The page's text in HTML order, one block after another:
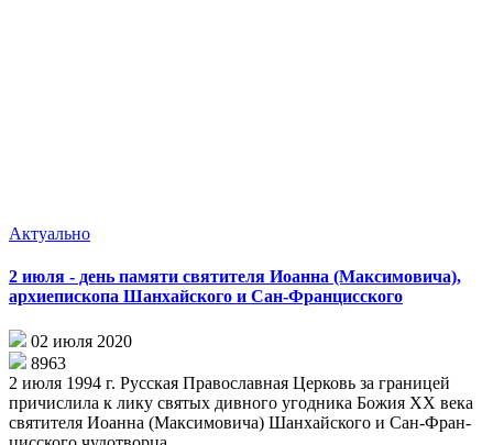
Актуально
2 июля - день памяти святителя Иоанна (Максимовича),
архиепископа Шанхайского и Сан-Францисского
02 июля 2020
8963
2 июля 1994 г. Рус­ская Пра­во­слав­ная Цер­ковь за гра­ни­цей
при­чис­ли­ла к ли­ку свя­тых див­но­го угод­ни­ка Бо­жия XX ве­ка
свя­ти­те­ля Иоан­на (Мак­си­мо­ви­ча) Шан­хай­ско­го и Сан-Фран­